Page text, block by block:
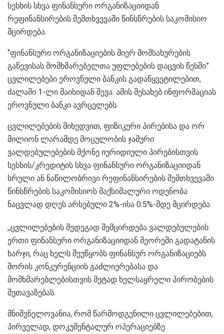
სესხის სხვა ფინანსური ორგანიზაციიდან
რეფინანსირების შემთხვევაში წინსწრების საკომისიო
მცირდება.
“ფინანსური ორგანიზაციების მიერ მომსახურების
გაწევისას მომხმარებელთა უფლებების დაცვის წესში”
ცვლილებები ეროვნული ბანკის გადაწყვეტილებით,
ძალაში 1-ლი მაისიდან შევა. ამის შესახებ ინფორმაციას
ეროვნული ბანკი ავრცელებს.
ცვლილებების მიხედვით, ფიზიკური პირებისა და ორ
მილიონ ლარამდე მოცულობის ჯამური
ვალდებულებების მქონე იურიდიული პირებისთვის
სესხის/კრედიტის სხვა ფინანსური ორგანიზაციიდან
სრული ან ნაწილობრივი რეფინანსირების შემთხვევაში
წინსწრების საკომისიოს მაქსიმალური ოდენობა
ნაცვლად დღეს არსებული 2%-ისა 0.5%-მდე მცირდება.
,,ცვლილებების შედეგად შემცირდება ვალდებულების
ერთი ფინანსური ორგანიზაციიდან მეორეში გადატანის
ხარჯი, რაც ხელს შეუწყობს ფინანსურ ორგანიზაციებს
შორის კონკურენციის გაძლიერებასა და
მომხმარებლებისთვის მეტად ხელსაყრელი პირობების
შეთავაზებას.
მნიშვნელოვანია, რომ წარმოდგენილი ცვლილებებით,
პირველად, დოკუმენტალურ ოპერაციებზე